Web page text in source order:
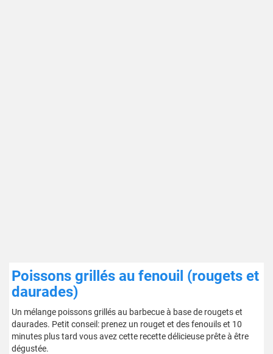
Poissons grillés au fenouil (rougets et
daurades)
Un mélange poissons grillés au barbecue à base de rougets et
daurades. Petit conseil: prenez un rouget et des fenouils et 10
minutes plus tard vous avez cette recette délicieuse prête à être
dégustée.